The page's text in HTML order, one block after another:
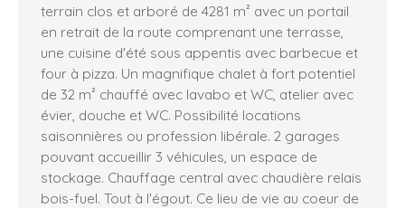
terrain clos et arboré de 4281 m² avec un portail
en retrait de la route comprenant une terrasse,
une cuisine d'été sous appentis avec barbecue et
four à pizza. Un magnifique chalet à fort potentiel
de 32 m² chauffé avec lavabo et WC, atelier avec
évier, douche et WC. Possibilité locations
saisonnières ou profession libérale. 2 garages
pouvant accueillir 3 véhicules, un espace de
stockage. Chauffage central avec chaudière relais
bois-fuel. Tout à l'égout. Ce lieu de vie au coeur de